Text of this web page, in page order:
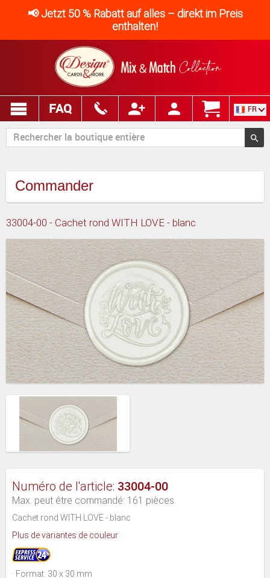
📢 Jetzt 50 % Rabatt auf alles – direkt im Preis
enthalten!
FAQ FR
Commander
33004-00 - Cachet rond WITH LOVE - blanc
Numéro de l'article: 33004-00
Max. peut être commandé: 161 pièces.
Cachet rond WITH LOVE - blanc
Plus de variantes de couleur
· Format: 30 x 30 mm